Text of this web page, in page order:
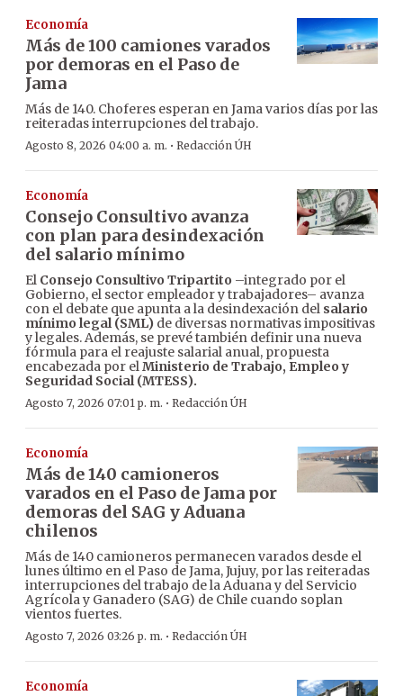
Economía
Más de 100 camiones varados
por demoras en el Paso de
Jama
Más de 140. Choferes esperan en Jama varios días por las
reiteradas interrupciones del trabajo.
Agosto 8, 2026 04:00 a. m. · Redacción ÚH
Economía
Consejo Consultivo avanza
con plan para desindexación
del salario mínimo
El Consejo Consultivo Tripartito –integrado por el
Gobierno, el sector empleador y trabajadores– avanza
con el debate que apunta a la desindexación del salario
mínimo legal (SML) de diversas normativas impositivas
y legales. Además, se prevé también definir una nueva
fórmula para el reajuste salarial anual, propuesta
encabezada por elMinisterio de Trabajo, Empleo y
Seguridad Social (MTESS).
Agosto 7, 2026 07:01 p. m. · Redacción ÚH
Economía
Más de 140 camioneros
varados en el Paso de Jama por
demoras del SAG y Aduana
chilenos
Más de 140 camioneros permanecen varados desde el
lunes último en el Paso de Jama, Jujuy, por las reiteradas
interrupciones del trabajo de la Aduana y del Servicio
Agrícola y Ganadero (SAG) de Chile cuando soplan
vientos fuertes.
Agosto 7, 2026 03:26 p. m. · Redacción ÚH
Economía